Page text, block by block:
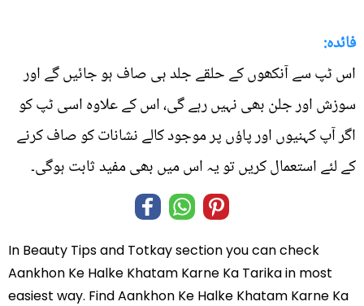
فائدہ:
اس ٹپ سے آنکھوں کے حلقے جلد ہی صاف ہو جائیں گے اور
سوزش اور جلن بھی نہیں رہے گی، اس کے علاوہ اسی ٹپ کو
اگر آپ کہنیوں اور پاؤں پر موجود کالے نشانات کو صاف کرنے
کے لئے استعمال کریں تو یہ اس میں بھی مفید ثابت ہوگی۔
In Beauty Tips and Totkaysection you can check
Aankhon Ke Halke Khatam Karne Ka Tarikain most
easiest way. Find Aankhon Ke Halke Khatam Karne Ka